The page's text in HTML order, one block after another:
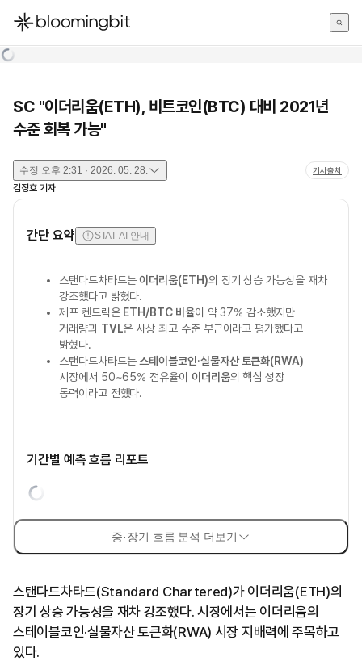
한국어
SC "이더리움(ETH), 비트코인(BTC) 대비 2021년
수준 회복 가능"
수정 오후 2:31 · 2026. 05. 28. 기사출처
김정호 기자
간단 요약 STAT AI 안내
스탠다드차타드는이더리움(ETH)의 장기 상승 가능성을 재차
강조했다고 밝혔다.
제프 켄드릭은 ETH/BTC 비율이 약 37% 감소했지만
거래량과 TVL은 사상 최고 수준 부근이라고 평가했다고
밝혔다.
스탠다드차타드는 스테이블코인·실물자산 토큰화(RWA)
시장에서 50~65% 점유율이 이더리움의 핵심 성장
동력이라고 전했다.
기간별 예측 흐름 리포트
중·장기 흐름 분석 더보기
스탠다드차타드(Standard Chartered)가 이더리움(ETH)의
장기 상승 가능성을 재차 강조했다. 시장에서는 이더리움의
스테이블코인·실물자산 토큰화(RWA) 시장 지배력에 주목하고
있다.